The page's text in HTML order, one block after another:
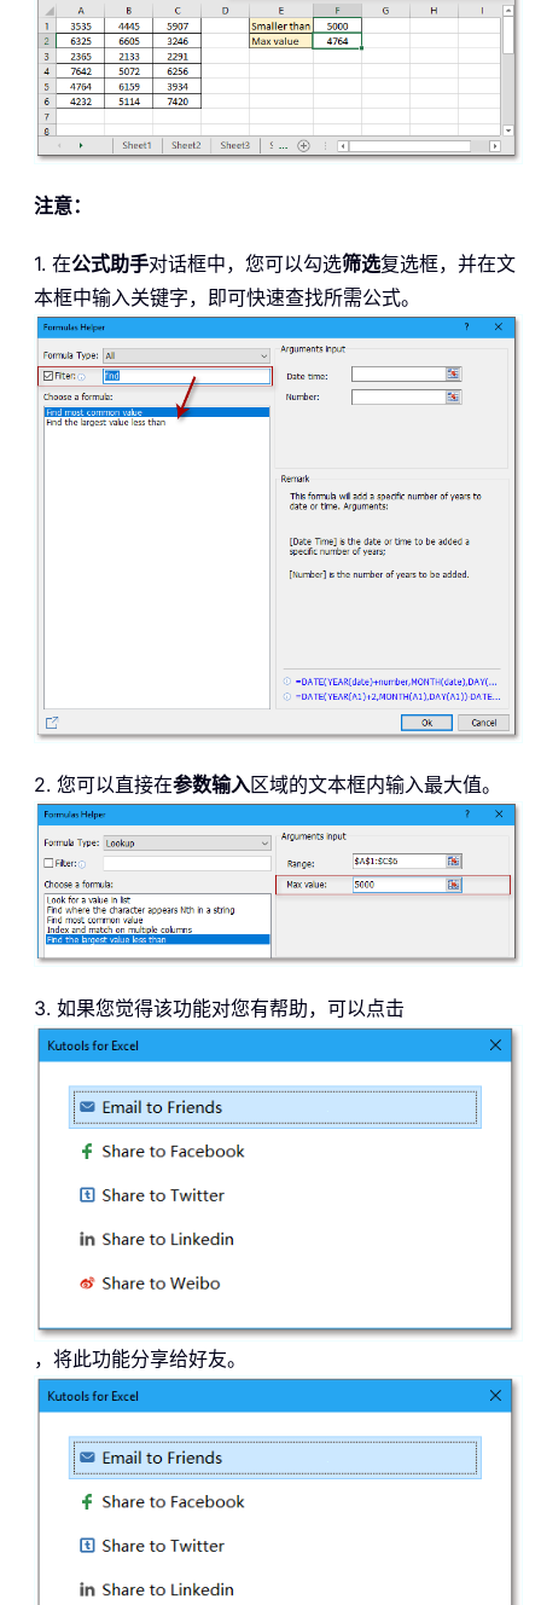
注意：
1. 在公式助手对话框中，您可以勾选筛选复选框，并在文
本框中输入关键字，即可快速查找所需公式。
2. 您可以直接在参数输入区域的文本框内输入最大值。
3. 如果您觉得该功能对您有帮助，可以点击
，将此功能分享给好友。